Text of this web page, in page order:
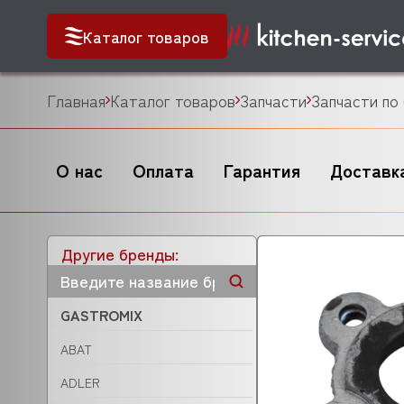
Каталог товаров
Главная Каталог товаров Запчасти Запчасти
О нас Оплата Гарантия
Другие бренды:
GASTROMIX
ABAT
ADLER